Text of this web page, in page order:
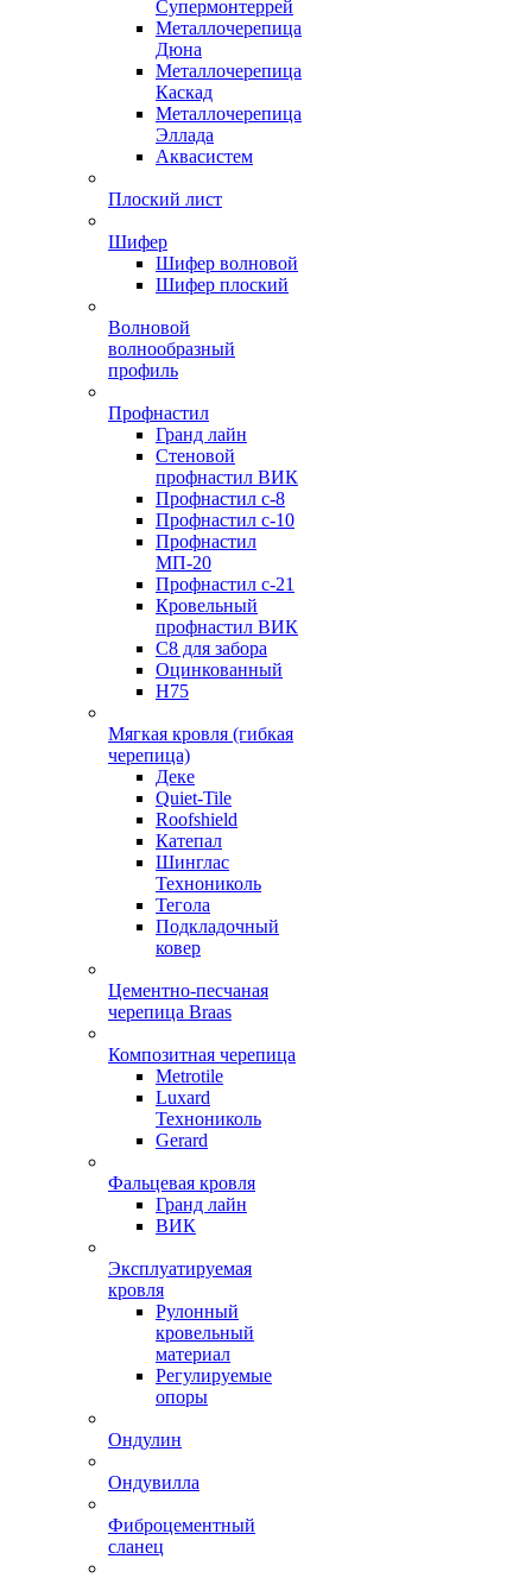
Супермонтеррей
Металлочерепица
Дюна
Металлочерепица
Каскад
Металлочерепица
Эллада
Аквасистем
Плоский лист
Шифер
Шифер волновой
Шифер плоский
Волновой
волнообразный
профиль
Профнастил
Гранд лайн
Стеновой
профнастил ВИК
Профнастил с-8
Профнастил с-10
Профнастил
МП-20
Профнастил с-21
Кровельный
профнастил ВИК
С8 для забора
Оцинкованный
Н75
Мягкая кровля (гибкая
черепица)
Деке
Quiet-Tile
Roofshield
Катепал
Шинглас
Технониколь
Тегола
Подкладочный
ковер
Цементно-песчаная
черепица Braas
Композитная черепица
Metrotile
Luxard
Технониколь
Gerard
Фальцевая кровля
Гранд лайн
ВИК
Эксплуатируемая
кровля
Рулонный
кровельный
материал
Регулируемые
опоры
Ондулин
Ондувилла
Фиброцементный
сланец